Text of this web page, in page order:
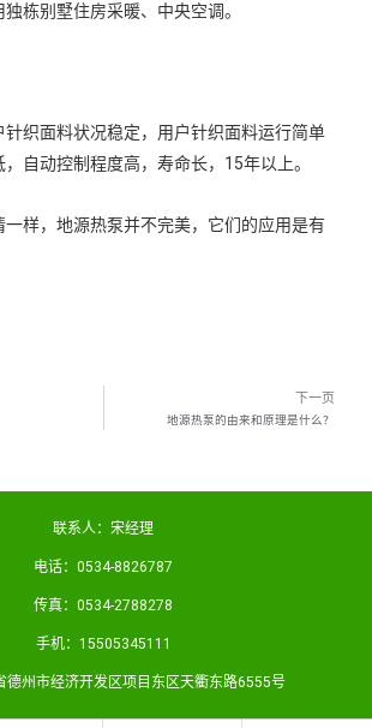
栋别墅住房采暖、中央空调。
针织面料状况稳定，用户针织面料运行简单
自动控制程度高，寿命长，15年以上。
一样，地源热泵并不完美，它们的应用是有
下一页
地源热泵的由来和原理是什么？
联系人：宋经理
电话：0534-8826787
传真：0534-2788278
手机：15505345111
德州市经济开发区项目东区天衢东路6555号